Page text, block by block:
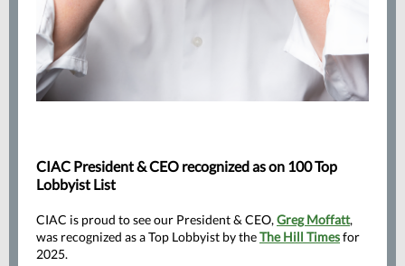
CIAC President & CEO recognized as on 100 Top
Lobbyist List
CIAC is proud to see our President & CEO, Greg Moffatt,
was recognized as a Top Lobbyist by theThe Hill Timesfor
2025.